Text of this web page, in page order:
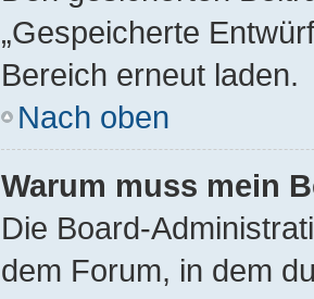
„Gespeicherte
Bereich erneut laden.
Nach oben
Warum muss mein
Die Board-
dem Forum, in dem